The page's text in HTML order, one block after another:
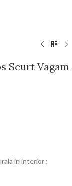
Scurt Vagam
in interior ;